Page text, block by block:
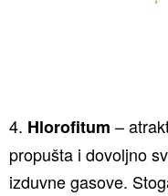
4. Hlorofitum –
propušta i dovoljno
izduvne gasove.